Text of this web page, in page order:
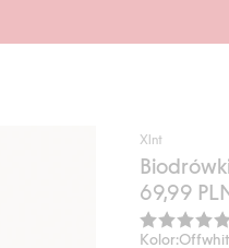
Xlnt
69,99
Kolor: